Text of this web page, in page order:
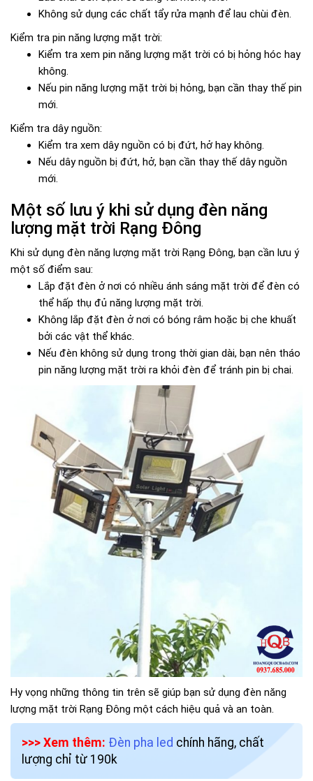
Không sử dụng các chất tẩy rửa mạnh để lau chùi đèn.
Kiểm tra pin năng lượng mặt trời:
Kiểm tra xem pin năng lượng mặt trời có bị hỏng hóc hay
không.
Nếu pin năng lượng mặt trời bị hỏng, bạn cần thay thế pin
mới.
Kiểm tra dây nguồn:
Kiểm tra xem dây nguồn có bị đứt, hở hay không.
Nếu dây nguồn bị đứt, hở, bạn cần thay thế dây nguồn
mới.
Một số lưu ý khi sử dụng đèn năng
lượng mặt trời Rạng Đông
Khi sử dụng đèn năng lượng mặt trời Rạng Đông, bạn cần lưu ý
một số điểm sau:
Lắp đặt đèn ở nơi có nhiều ánh sáng mặt trời để đèn có
thể hấp thụ đủ năng lượng mặt trời.
Không lắp đặt đèn ở nơi có bóng râm hoặc bị che khuất
bởi các vật thể khác.
Nếu đèn không sử dụng trong thời gian dài, bạn nên tháo
pin năng lượng mặt trời ra khỏi đèn để tránh pin bị chai.
Hy vọng những thông tin trên sẽ giúp bạn sử dụng đèn năng
lượng mặt trời Rạng Đông một cách hiệu quả và an toàn.
>>> Xem thêm: Đèn pha led chính hãng, chất
lượng chỉ từ 190k